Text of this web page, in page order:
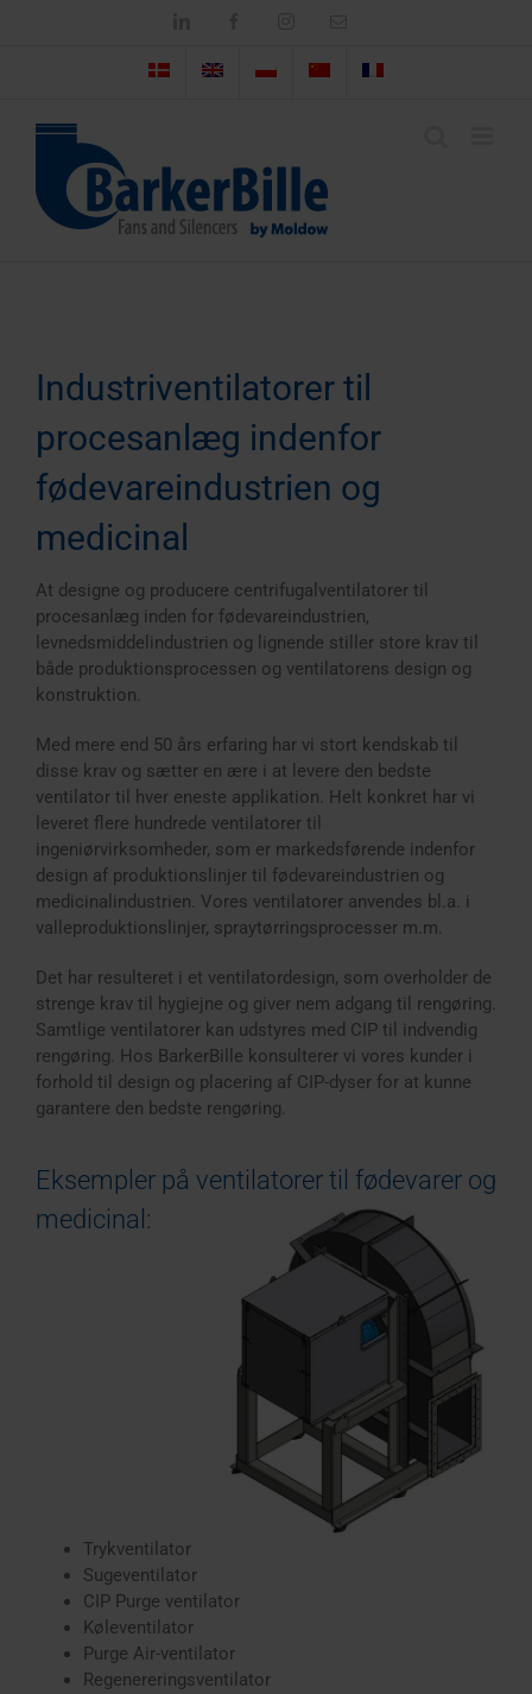
Industriventilatorer til
procesanlæg indenfor
fødevareindustrien og
medicinal
At designe og producere centrifugalventilatorer til
procesanlæg inden for fødevareindustrien,
levnedsmiddelindustrien og lignende stiller store krav til
både produktionsprocessen og ventilatorens design og
konstruktion.
Med mere end 50 års erfaring har vi stort kendskab til
disse krav og sætter en ære i at levere den bedste
ventilator til hver eneste applikation. Helt konkret har vi
leveret flere hundrede ventilatorer til
ingeniørvirksomheder, som er markedsførende indenfor
design af produktionslinjer til fødevareindustrien og
medicinalindustrien. Vores ventilatorer anvendes bl.a. i
valleproduktionslinjer, spraytørringsprocesser m.m.
Det har resulteret i et ventilatordesign, som overholder de
strenge krav til hygiejne og giver nem adgang til rengøring.
Samtlige ventilatorer kan udstyres med CIP til indvendig
rengøring. Hos BarkerBille konsulterer vi vores kunder i
forhold til design og placering af CIP-dyser for at kunne
garantere den bedste rengøring.
Eksempler på ventilatorer til fødevarer og
medicinal:
Trykventilator
Sugeventilator
CIP Purge ventilator
Køleventilator
Purge Air-ventilator
Regenereringsventilator